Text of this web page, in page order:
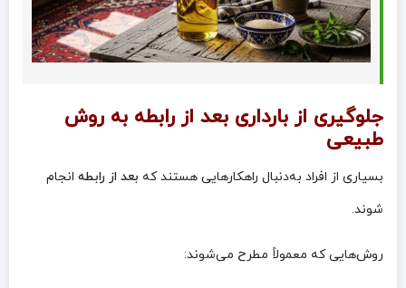
جلوگیری از بارداری بعد از رابطه به روش
طبیعی
بسیاری از افراد به‌دنبال راهکارهایی هستند که بعد از رابطه انجام
شوند.
روش‌هایی که معمولاً مطرح می‌شوند: